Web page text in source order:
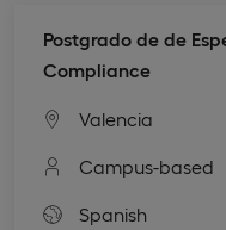
Postgrado de de
Compliance
Valencia
Campus-based
Spanish